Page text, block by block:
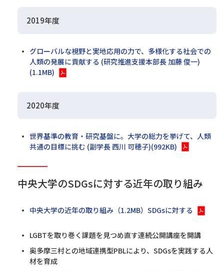
2019年度
グローバルな視野と実地応用の力で、多様化する社会での
人類の発展に貢献する (研究推進支援本部長 加藤 俊一)
(1.1MB)
2020年度
世界基準の教育・研究基盤に。大学の総力を挙げて、人類
共通の目標に挑む (副学長 西川 可穂子)(992KB)
中央大学のSDGsに対する近年の取り組み
中央大学の近年の取り組み（1.2MB）SDGsに対する
LGBTを取り巻く課題を見つめ直す連続公開講座を開講
奥多摩三村との地域連携型PBLにより、SDGsを実践する人
材を育成